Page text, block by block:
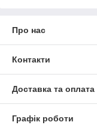
Про нас
Контакти
Доставка та оплата
Графік роботи